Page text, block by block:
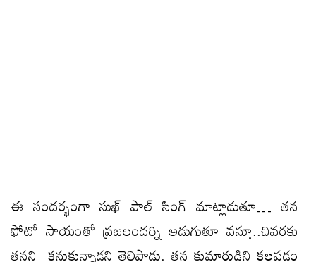
ఈ సందర్భంగా సుఖ్ పాల్ సింగ్ మాట్లాడుతూ… తన
ఫోటో సాయంతో ప్రజలందర్ని అడుగుతూ వస్తూ..చివరకు
తనని కనుకున్నాడని తెలిపాడు. తన కుమారుడిని కలవడం